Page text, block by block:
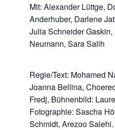
Mit: Alexander Lüttge,
Anderhuber, Darlene
Julia Schneider
Neumann, Sara Salih
Regie/Text: Mohamed
Joanna Bellina,
Fredj, Bühnenbild:
Fotographie: Sascha
Schmidt, Arezoo Salehi.